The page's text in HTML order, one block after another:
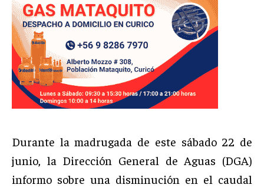
Durante la madrugada de este sábado 22 de
junio, la Dirección General de Aguas (DGA)
informo sobre una disminución en el caudal